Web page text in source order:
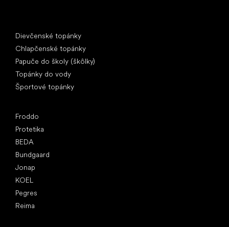
Dievčenské topánky
Chlapčenské topánky
Papuče do školy (škôlky)
Topánky do vody
Športové topánky
Froddo
Protetika
BEDA
Bundgaard
Jonap
KOEL
Pegres
Reima